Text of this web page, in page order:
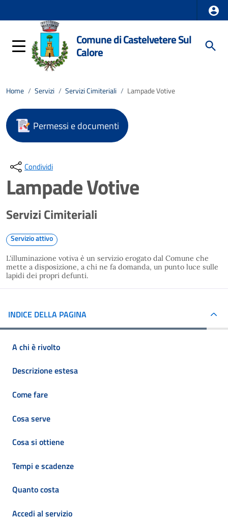
Comune di Castelvetere Sul
Calore
Home / Servizi / Servizi Cimiteriali / Lampade Votive
Permessi e documenti
Condividi
Lampade Votive
Servizi Cimiteriali
Servizio attivo
L'illuminazione votiva è un servizio erogato dal Comune che
mette a disposizione, a chi ne fa domanda, un punto luce sulle
lapidi dei propri defunti.
INDICE DELLA PAGINA
A chi è rivolto
Descrizione estesa
Come fare
Cosa serve
Cosa si ottiene
Tempi e scadenze
Quanto costa
Accedi al servizio